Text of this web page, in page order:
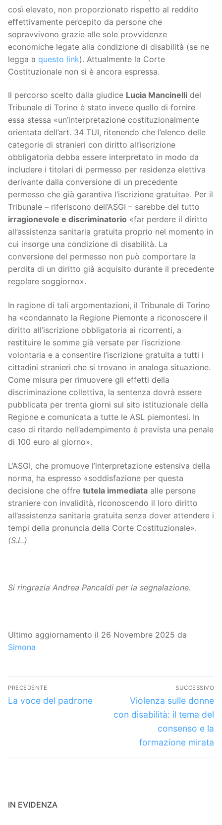
così elevato, non proporzionato rispetto al reddito
effettivamente percepito da persone che
sopravvivono grazie alle sole provvidenze
economiche legate alla condizione di disabilità (se ne
legga a questo link). Attualmente la Corte
Costituzionale non si è ancora espressa.
Il percorso scelto dalla giudice Lucia Mancinelli del
Tribunale di Torino è stato invece quello di fornire
essa stessa «un’interpretazione costituzionalmente
orientata dell’art. 34 TUI, ritenendo che l’elenco delle
categorie di stranieri con diritto all’iscrizione
obbligatoria debba essere interpretato in modo da
includere i titolari di permesso per residenza elettiva
derivante dalla conversione di un precedente
permesso che già garantiva l’iscrizione gratuita». Per il
Tribunale – riferiscono dell’ASGI – sarebbe del tutto
irragionevole e discriminatorio «far perdere il diritto
all’assistenza sanitaria gratuita proprio nel momento in
cui insorge una condizione di disabilità. La
conversione del permesso non può comportare la
perdita di un diritto già acquisito durante il precedente
regolare soggiorno».
In ragione di tali argomentazioni, il Tribunale di Torino
ha «condannato la Regione Piemonte a riconoscere il
diritto all’iscrizione obbligatoria ai ricorrenti, a
restituire le somme già versate per l’iscrizione
volontaria e a consentire l’iscrizione gratuita a tutti i
cittadini stranieri che si trovano in analoga situazione.
Come misura per rimuovere gli effetti della
discriminazione collettiva, la sentenza dovrà essere
pubblicata per trenta giorni sul sito istituzionale della
Regione e comunicata a tutte le ASL piemontesi. In
caso di ritardo nell’adempimento è prevista una penale
di 100 euro al giorno».
L’ASGI, che promuove l’interpretazione estensiva della
norma, ha espresso «soddisfazione per questa
decisione che offre tutela immediata alle persone
straniere con invalidità, riconoscendo il loro diritto
all’assistenza sanitaria gratuita senza dover attendere i
tempi della pronuncia della Corte Costituzionale».
(S.L.)
Si ringrazia Andrea Pancaldi per la segnalazione.
Ultimo aggiornamento il 26 Novembre 2025 da
Simona
Navigazione
articoli
PRECEDENTE
Articolo
La voce del padrone
SUCCESSIVO
Articolo
successivo:
Violenza sulle donne
con disabilità: il tema del
consenso e la
formazione mirata
IN EVIDENZA